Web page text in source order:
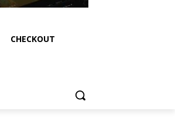
CHECKOUT